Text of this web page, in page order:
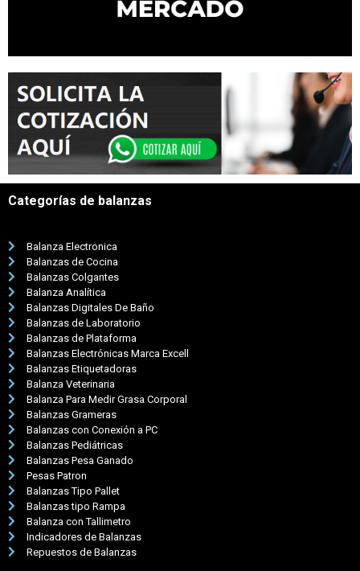
Categorías de balanzas
Balanza Electronica
Balanzas de Cocina
Balanzas Colgantes
Balanza Analítica
Balanzas Digitales De Baño
Balanzas de Laboratorio
Balanzas de Plataforma
Balanzas Electrónicas Marca Excell
Balanzas Etiquetadoras
Balanza Veterinaria
Balanza Para Medir Grasa Corporal
Balanzas Grameras
Balanzas con Conexión a PC
Balanzas Pediátricas
Balanzas Pesa Ganado
Pesas Patron
Balanzas Tipo Pallet
Balanzas tipo Rampa
Balanza con Tallimetro
Indicadores de Balanzas
Repuestos de Balanzas